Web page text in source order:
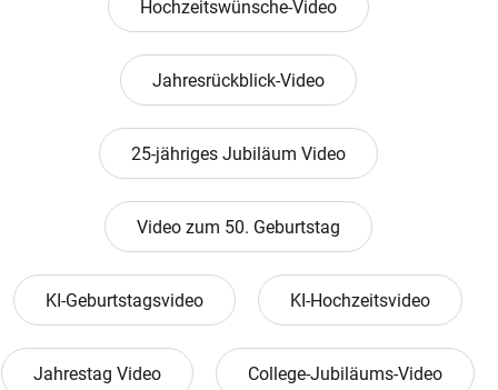
Hochzeitswünsche-Video
Jahresrückblick-Video
25-jähriges Jubiläum Video
Video zum 50. Geburtstag
KI-Geburtstagsvideo KI-Hochzeitsvideo
Jahrestag Video College-Jubiläums-Video